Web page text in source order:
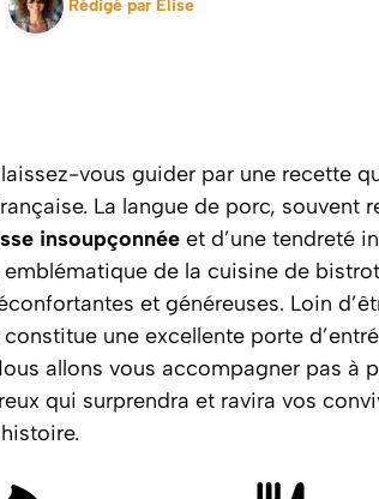
Rédigé par Elise
vous guider par une recette
La langue de porc, souvent
insoupçonnée et d’une tendreté
de la cuisine de
et généreuses. Loin
une excellente porte
allons vous accompagner pas à
qui surprendra et ravira vos